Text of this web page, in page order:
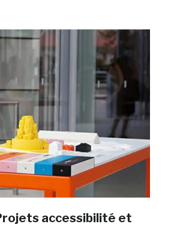
accessibilité et